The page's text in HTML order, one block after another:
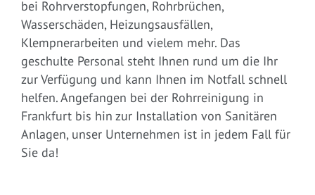
bei Rohrverstopfungen, Rohrbrüchen,
Wasserschäden, Heizungsausfällen,
Klempnerarbeiten und vielem mehr. Das
geschulte Personal steht Ihnen rund um die Ihr
zur Verfügung und kann Ihnen im Notfall schnell
helfen. Angefangen bei der Rohrreinigung in
Frankfurt bis hin zur Installation von Sanitären
Anlagen, unser Unternehmen ist in jedem Fall für
Sie da!